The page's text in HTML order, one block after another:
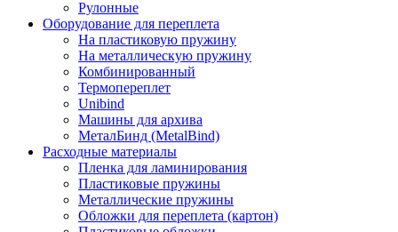
Рулонные
Оборудование для переплета
На пластиковую пружину
На металлическую пружину
Комбинированный
Термопереплет
Unibind
Машины для архива
МеталБинд (MetalBind)
Расходные материалы
Пленка для ламинирования
Пластиковые пружины
Металлические пружины
Обложки для переплета (картон)